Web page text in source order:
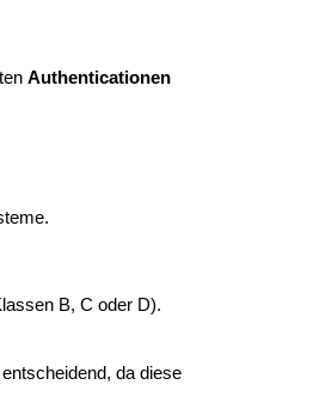
Authenticationen
B, C oder D).
da diese